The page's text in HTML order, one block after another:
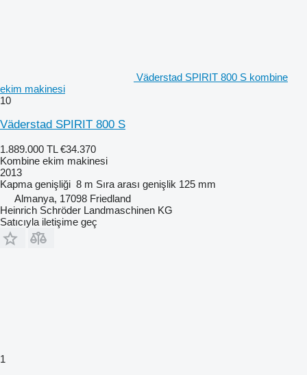
Väderstad SPIRIT 800 S kombine
ekim makinesi
10
Väderstad SPIRIT 800 S
1.889.000 TL €34.370
Kombine ekim makinesi
2013
Kapma genişliği 8 m Sıra arası genişlik 125 mm
Almanya, 17098 Friedland
Heinrich Schröder Landmaschinen KG
Satıcıyla iletişime geç
1